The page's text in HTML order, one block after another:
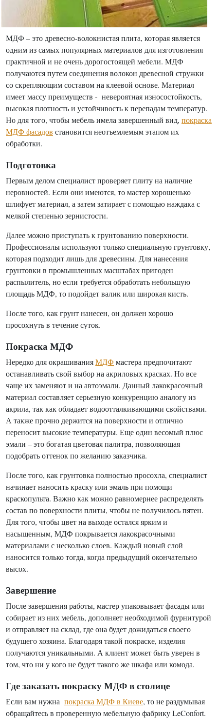
МДФ – это древесно-волокнистая плита, которая является
одним из самых популярных материалов для изготовления
практичной и не очень дорогостоящей мебели. МДФ
получаются путем соединения волокон древесной стружки
со скрепляющим составом на клеевой основе. Материал
имеет массу преимуществ - невероятная износостойкость,
высокая плотность и устойчивость к перепадам температур.
Но для того, чтобы мебель имела завершенный вид, покраска
МДФ фасадов становится неотъемлемым этапом их
обработки.
Подготовка
Первым делом специалист проверяет плиту на наличие
неровностей. Если они имеются, то мастер хорошенько
шлифует материал, а затем затирает с помощью наждака с
мелкой степенью зернистости.
Далее можно приступать к грунтованию поверхности.
Профессионалы используют только специальную грунтовку,
которая подходит лишь для древесины. Для нанесения
грунтовки в промышленных масштабах пригоден
распылитель, но если требуется обработать небольшую
площадь МДФ, то подойдет валик или широкая кисть.
После того, как грунт нанесен, он должен хорошо
просохнуть в течение суток.
Покраска МДФ
Нередко для окрашиванияМДФ мастера предпочитают
останавливать свой выбор на акриловых красках. Но все
чаще их заменяют и на автоэмали. Данный лакокрасочный
материал составляет серьезную конкуренцию аналогу из
акрила, так как обладает водоотталкивающими свойствами.
А также прочно держится на поверхности и отлично
переносит высокие температуры. Еще один весомый плюс
эмали – это богатая цветовая палитра, позволяющая
подобрать оттенок по желанию заказчика.
После того, как грунтовка полностью просохла, специалист
начинает наносить краску или эмаль при помощи
краскопульта. Важно как можно равномернее распределять
состав по поверхности плиты, чтобы не получилось пятен.
Для того, чтобы цвет на выходе остался ярким и
насыщенным, МДФ покрывается лакокрасочными
материалами с несколько слоев. Каждый новый слой
наносится только тогда, когда предыдущий окончательно
высох.
Завершение
После завершения работы, мастер упаковывает фасады или
собирает из них мебель, дополняет необходимой фурнитурой
и отправляет на склад, где она будет дожидаться своего
будущего хозяина. Благодаря такой покраске, изделия
получаются уникальными. А клиент может быть уверен в
том, что ни у кого не будет такого же шкафа или комода.
Где заказать покраску МДФ в столице
Если вам нужна покраска МДФ в Киеве, то не раздумывая
обращайтесь в проверенную мебельную фабрику LeConfort.